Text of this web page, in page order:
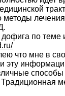
методы
дофига по теме
что мне в
эту
способы
Традиционная